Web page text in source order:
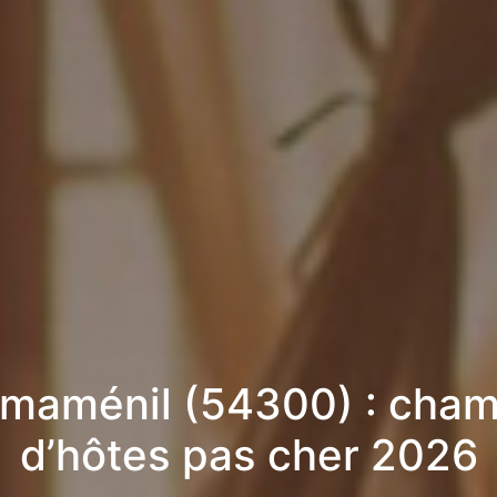
(54300) :
d’hôtes pas cher 2026